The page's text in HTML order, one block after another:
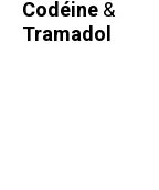
Codéine&
Tramadol